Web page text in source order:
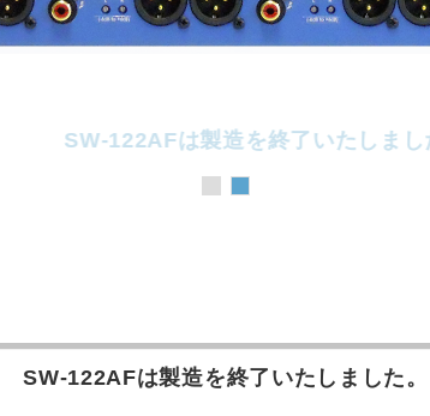
SW-122AFは製造を終了いたしました。
SW-122AFは製造を終了いたしました。